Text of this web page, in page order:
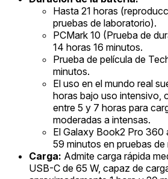
Hasta 21 horas
pruebas de laboratorio).
PCMark 10 (Prueba de
14 horas 16 minutos.
Prueba de película de
minutos.
El uso en el mundo real
horas bajo uso intensivo,
entre 5 y 7 horas para
moderadas a intensas.
El Galaxy Book2 Pro 360
59 minutos en pruebas
Carga: Admite carga rápida
USB-C de 65 W, capaz de